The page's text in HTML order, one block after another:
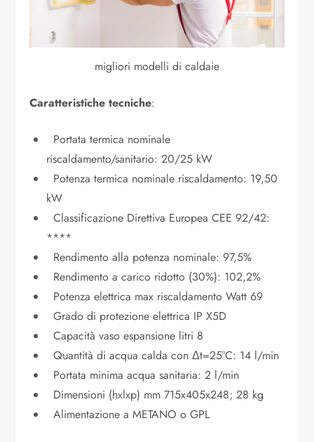
migliori modelli di caldaie
Caratteristiche tecniche:
Portata termica nominale
riscaldamento/sanitario: 20/25 kW
Potenza termica nominale riscaldamento: 19,50
kW
Classificazione Direttiva Europea CEE 92/42:
****
Rendimento alla potenza nominale: 97,5%
Rendimento a carico ridotto (30%): 102,2%
Potenza elettrica max riscaldamento Watt 69
Grado di protezione elettrica IP X5D
Capacità vaso espansione litri 8
Quantità di acqua calda con Δt=25°C: 14 l/min
Portata minima acqua sanitaria: 2 l/min
Dimensioni (hxlxp) mm 715x405x248; 28 kg
Alimentazione a METANO o GPL